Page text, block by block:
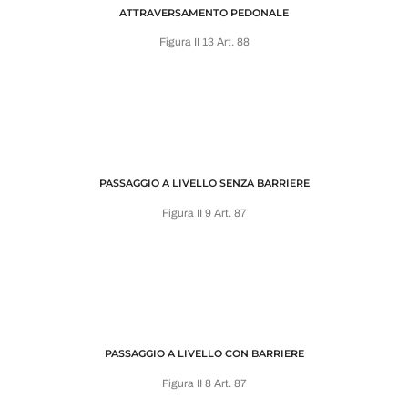
ATTRAVERSAMENTO PEDONALE
Figura II 13 Art. 88
PASSAGGIO A LIVELLO SENZA BARRIERE
Figura II 9 Art. 87
PASSAGGIO A LIVELLO CON BARRIERE
Figura II 8 Art. 87